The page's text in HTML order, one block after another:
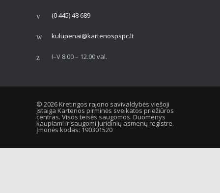
(0 445) 48 689
kulupenai@kartenospspc.lt
I–V 8.00 – 12.00 val.
© 2026 Kretingos rajono savivaldybės viešoji
įstaiga Kartenos pirminės sveikatos priežiūros
centras. Visos teisės saugomos. Duomenys
kaupiami ir saugomi Juridinių asmenų registre.
Įmonės kodas: 190301520